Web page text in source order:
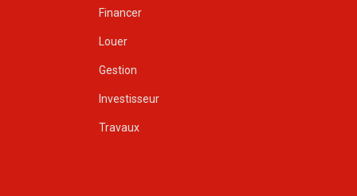
Financer
Louer
Gestion
Investisseur
Travaux